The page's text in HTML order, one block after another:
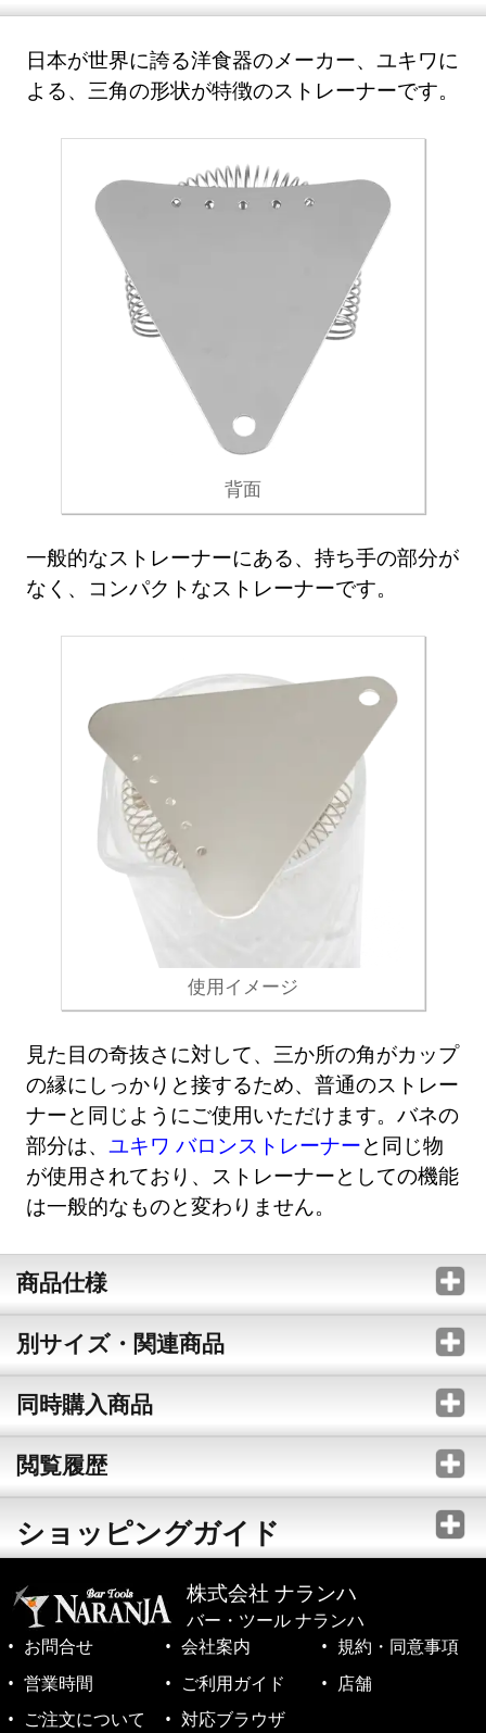
日本が世界に誇る洋食器のメーカー、ユキワに
よる、三角の形状が特徴のストレーナーです。
背面
一般的なストレーナーにある、持ち手の部分が
なく、コンパクトなストレーナーです。
使用イメージ
見た目の奇抜さに対して、三か所の角がカップ
の縁にしっかりと接するため、普通のストレー
ナーと同じようにご使用いただけます。バネの
部分は、ユキワ バロンストレーナーと同じ物
が使用されており、ストレーナーとしての機能
は一般的なものと変わりません。
商品仕様
別サイズ・関連商品
同時購入商品
閲覧履歴
ショッピングガイド
株式会社 ナランハ
バー・ツール ナランハ
お問合せ
会社案内
規約・同意事項
営業時間
ご利用ガイド
店舗
ご注文について
対応ブラウザ